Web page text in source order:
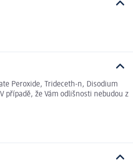
Peroxide, Trideceth-n, Disodium
případě, že Vám odlišnosti nebudou z